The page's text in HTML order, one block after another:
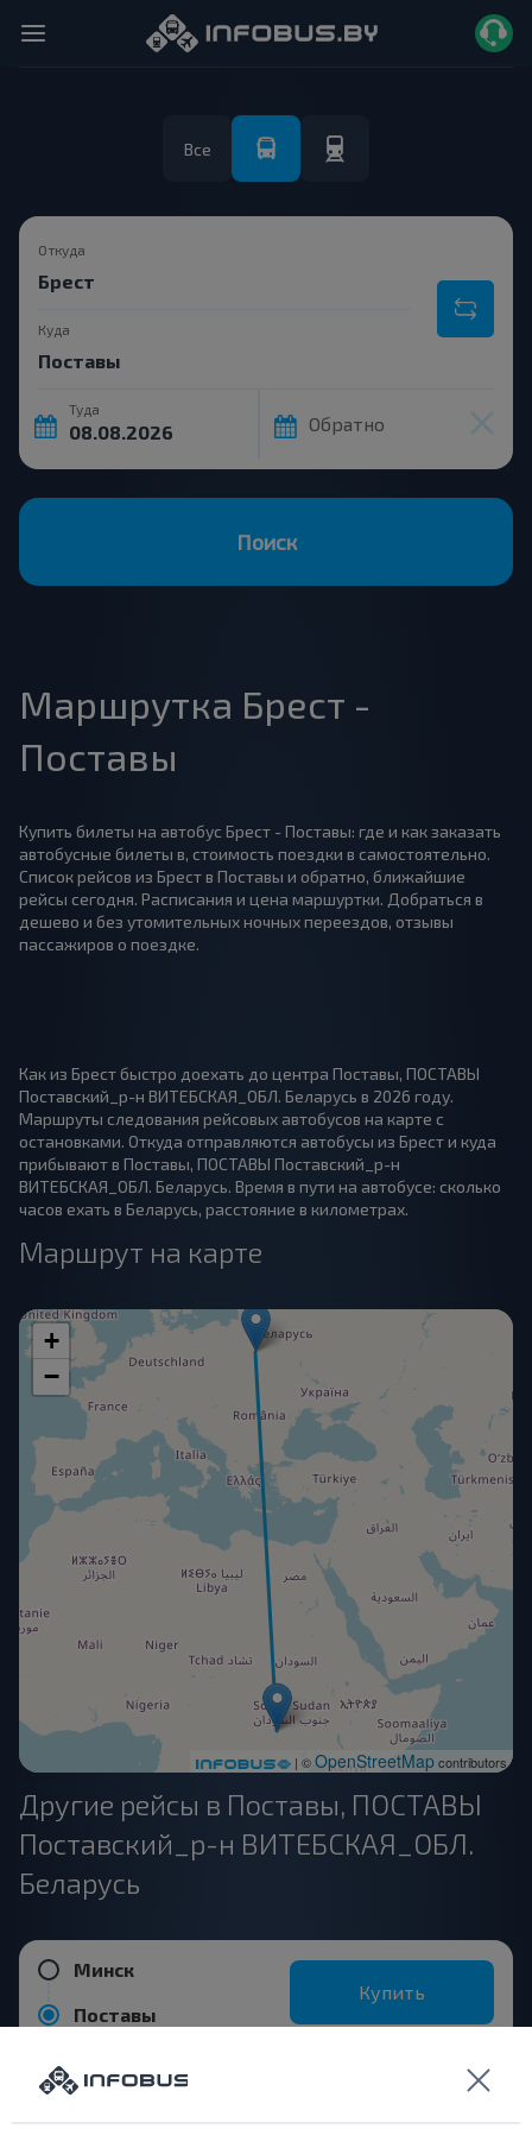
Все
Откуда
Куда
Туда
Обратно
Поиск
Маршрутка Брест -
Поставы
Купить билеты на автобус Брест - Поставы: где и как заказать
автобусные билеты в, стоимость поездки в самостоятельно.
Список рейсов из Брест в Поставы и обратно, ближайшие
рейсы сегодня. Расписания и цена маршуртки. Добраться в
дешево и без утомительных ночных переездов, отзывы
пассажиров о поездке.
Как из Брест быстро доехать до центра Поставы, ПОСТАВЫ
Поставский_р-н ВИТЕБСКАЯ_ОБЛ. Беларусь в 2026 году.
Маршруты следования рейсовых автобусов на карте с
остановками. Откуда отправляются автобусы из Брест и куда
прибывают в Поставы, ПОСТАВЫ Поставский_р-н
ВИТЕБСКАЯ_ОБЛ. Беларусь. Время в пути на автобусе: сколько
часов ехать в Беларусь, расстояние в километрах.
Маршрут на карте
+
−
| ©OpenStreetMapcontributors
Другие рейсы в Поставы, ПОСТАВЫ
Поставский_р-н ВИТЕБСКАЯ_ОБЛ.
Беларусь
Минск
Поставы
Купить
Витебск
Поставы